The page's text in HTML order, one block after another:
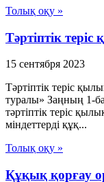
Толық оқу »
Тәртіптік
15 сентября 2023
Тәртіптік теріс
туралы» Заңның 1-
тәртіптік теріс
міндеттерді құқ...
Толық оқу »
Құқық қорғау